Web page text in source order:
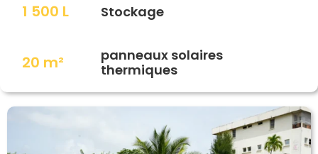
1 500 L Stockage
20 m²
panneaux solaires
thermiques